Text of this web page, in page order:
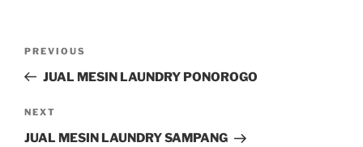
PREVIOUS
JUAL MESIN LAUNDRY PONOROGO
NEXT
JUAL MESIN LAUNDRY SAMPANG